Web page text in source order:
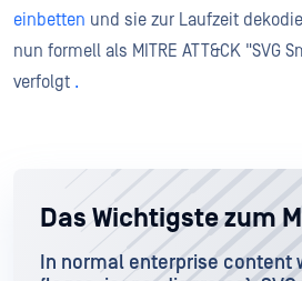
einbetten und sie zur Laufzeit
nun formell als MITRE ATT&CK "SVG
verfolgt .
Das Wichtigste zum
In normal enterprise content